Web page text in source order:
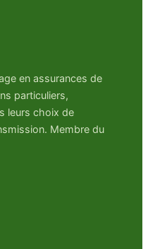
en assurances de
particuliers,
leurs choix de
Membre du